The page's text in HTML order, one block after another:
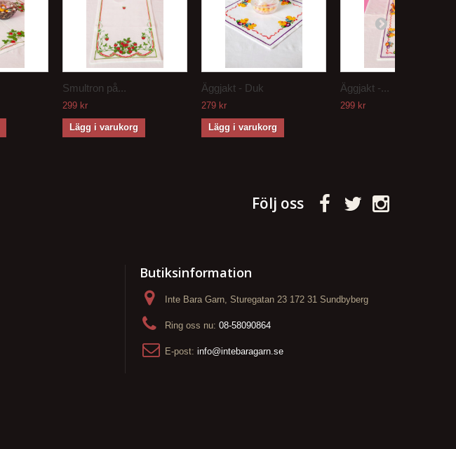
Smultron på...
299 kr
Lägg i varukorg
Äggjakt - Duk
279 kr
Lägg i varukorg
Äggjakt -...
299 kr
Följ oss
Butiksinformation
Inte Bara Garn, Sturegatan 23 172 31 Sundbyberg
Ring oss nu: 08-58090864
E-post: info@intebaragarn.se